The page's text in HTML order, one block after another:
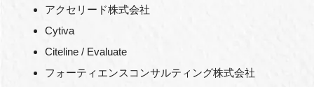
アクセリード株式会社
Cytiva
Citeline / Evaluate
フォーティエンスコンサルティング株式会社